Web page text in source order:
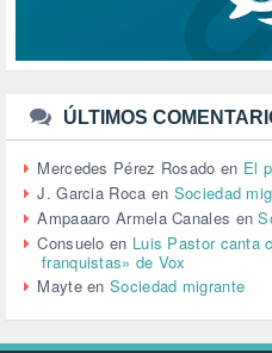
TTIP (6)
URBANISMO (1)
URBANIZACIÓN (1)
VEJEZ (1)
VENEZUELA (3)
VENEZULA (1)
VIAJES (1)
VIOLENCIA (2)
VIOLENCIA DE GÉNERO (223)
VIVIENDA (9)
VOLODIMIR ZELENSKY (1)
ÚLTIMOS
Mercedes Pérez Rosado en El
J. Garcia Roca en Sociedad
Ampaaaro Armela Canales en
Consuelo en Luis Pastor canta
franquistas» de Vox
MayteenSociedad migrante